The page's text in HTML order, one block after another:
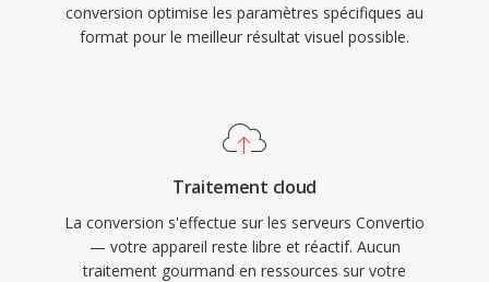
conversion optimise les paramètres spécifiques au
format pour le meilleur résultat visuel possible.
Traitement cloud
La conversion s'effectue sur les serveurs Convertio
— votre appareil reste libre et réactif. Aucun
traitement gourmand en ressources sur votre